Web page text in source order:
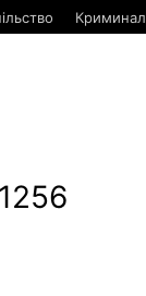
Криминал